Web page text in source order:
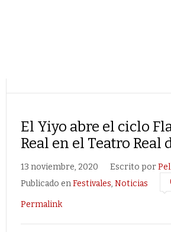
El Yiyo abre el ciclo
Real en el Teatro Real
13 noviembre, 2020 Escrito por
Publicado enFestivales, Noticias
Permalink